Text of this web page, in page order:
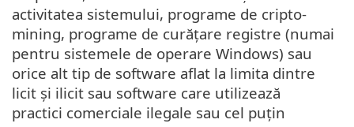
activitatea sistemului, programe de cripto-
mining, programe de curățare registre (numai
pentru sistemele de operare Windows) sau
orice alt tip de software aflat la limita dintre
licit și ilicit sau software care utilizează
practici comerciale ilegale sau cel puțin